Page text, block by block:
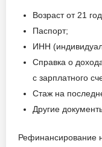
Возраст от 21
Паспорт;
ИНН
Справка о
с зарплатного
Стаж на
Другие
Рефинансирование